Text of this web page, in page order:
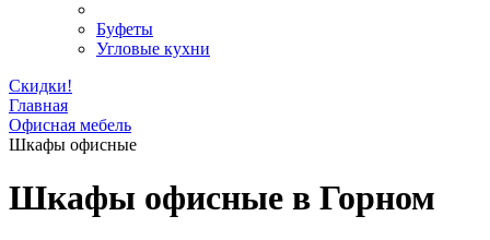
Буфеты
Угловые кухни
Скидки!
Главная
Офисная мебель
Шкафы офисные
Шкафы офисные в Горном